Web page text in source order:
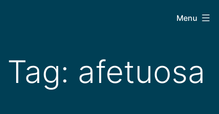
conteúdo
Menu
Tag: afetuosa